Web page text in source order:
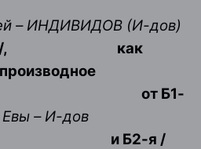
– ИНДИВИДОВ (И-дов)
как
от Б1-
–И-дов
и Б2-я /